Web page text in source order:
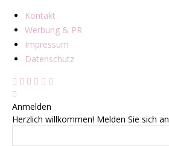
Kontakt
Werbung & PR
Impressum
Datenschutz
Anmelden
Herzlich willkommen! Melden Sie sich an